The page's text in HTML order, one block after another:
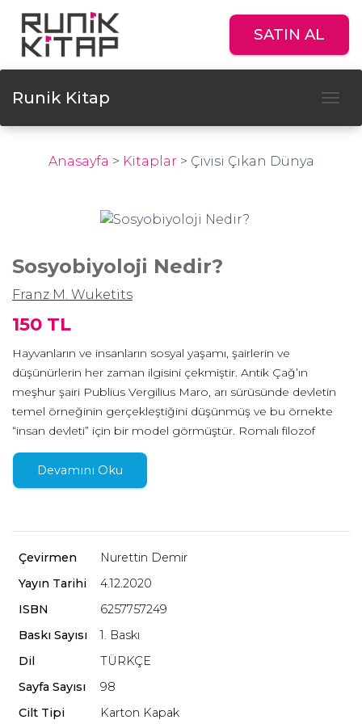
SATIN AL
Runik Kitap
Anasayfa > Kitaplar > Çivisi Çıkan Dünya
Sosyobiyoloji Nedir?
Franz M. Wuketits
150 TL
Hayvanların ve insanların sosyal yaşamı, şairlerin ve
düşünürlerin her zaman ilgisini çekmiştir. Antik Çağ’ın
meşhur şairi Publius Vergilius Maro, arı sürüsünde devletin
temel örneğinin gerçekleştiğini düşünmüş ve bu örnekte
“insan devleti” için bir model görmüştür. Romalı filozof
Seneca ise öğrencisi Nero’nun dikkatini, arı devletinin
monarşiyi haklı çıkarmakla birlikte, kraliçe arının iğnesi
olmadığına, demek ki tabiatın intikamcı bir hükümdar
gülse de canlıların sosyal davranışı doğa bilimcilerin önüne
sürülerinde iş bölümünün ne gibi yararları vardır? Bir grubun
bireyleri, nasıl oluyor da şaşırtıcı derecede iş birliği
yapabiliyor, ama diğer taraftan sık sık çatışabiliyorlar? Bireyler
hareketle insanlarınkine dair ne dereceye kadar çıkarımlar
yapabiliriz? Alanın en iyi uzmanlardan Franz M. Wuketits, bu
kitapta sosyobiyoloji ve sonuçlarının mahiyetini açıklıyor.
Devamını Oku
Çevirmen
Nurettin Demir
Yayın Tarihi
4.12.2020
ISBN
6257757249
Baskı Sayısı
1. Baskı
Dil
TÜRKÇE
Sayfa Sayısı
98
Cilt Tipi
Karton Kapak